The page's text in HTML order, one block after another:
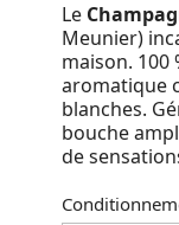
Le
Meunier)
maison. 100
aromatique
blanches.
bouche
de